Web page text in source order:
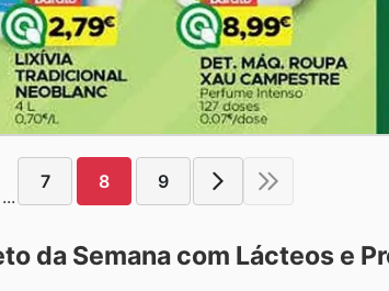
...
7 8 9
da Semana com Lácteos e